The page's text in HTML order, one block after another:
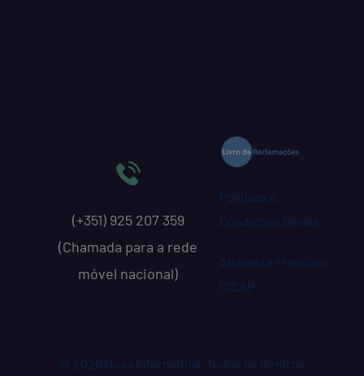
(+351) 925 207 359
(Chamada para a rede
móvel nacional)
Políticas e
Condições Gerais
Aderente Pleno ao
CICAP
© 2026 Nova Informática. Todos os direitos